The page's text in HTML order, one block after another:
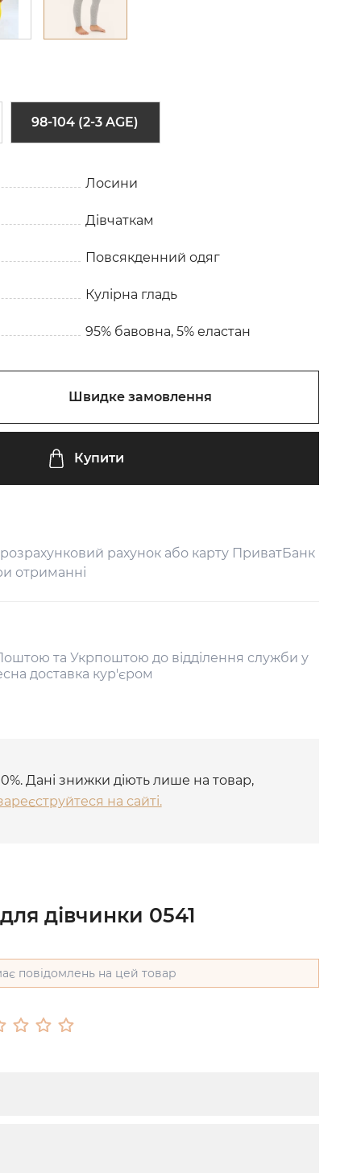
98-104 (2-3 AGE)
Лосини
Дівчаткам
Повсякденний одяг
Кулірна гладь
95% бавовна, 5% еластан
Швидке замовлення
Купити
рахунок або карту ПриватБанк
отриманні
та Укрпоштою до відділення служби у
доставка кур'єром
Дані знижки діють лише на товар,
на сайті.
дівчинки 0541
повідомлень на цей товар